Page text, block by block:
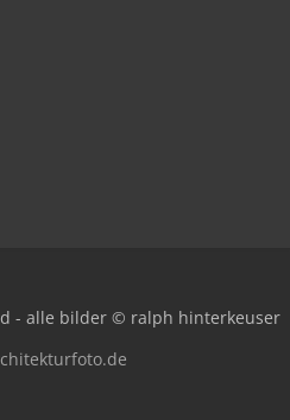
- alle bilder © ralph hinterkeuser